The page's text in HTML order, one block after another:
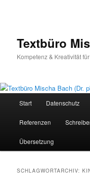
Textbüro
Kompetenz & Kreativität
Start Datenschutz
Referenzen
Übersetzung
SCHLAGWORTARCHIV: